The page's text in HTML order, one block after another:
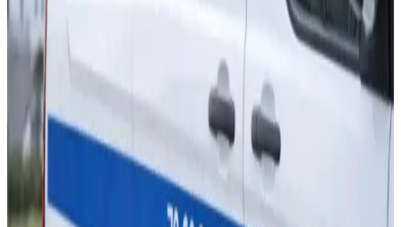
Komplet installation inkluderet